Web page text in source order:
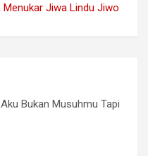
Jiwa Lindu Jiwo
Bukan Musuhmu Tapi